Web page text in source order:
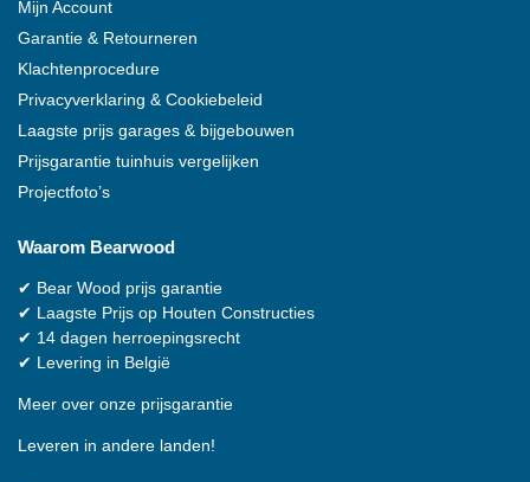
Mijn Account
Garantie & Retourneren
Klachtenprocedure
Privacyverklaring & Cookiebeleid
Laagste prijs garages & bijgebouwen
Prijsgarantie tuinhuis vergelijken
Projectfoto’s
Waarom Bearwood
✔ Bear Wood prijs garantie
✔ Laagste Prijs op Houten Constructies
✔ 14 dagen herroepingsrecht
✔ Levering in België
Meer over onze prijsgarantie
Leveren in andere landen!